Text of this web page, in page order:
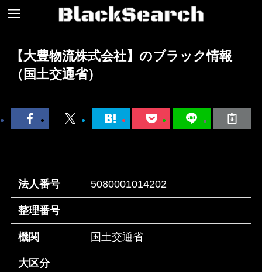
【大豊物流株式会社】のブラック情報
（国土交通省）
法人番号 5080001014202
整理番号
機関 国土交通省
大区分